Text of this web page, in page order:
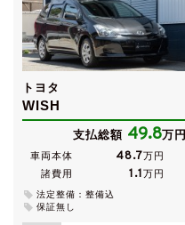
トヨタ
WISH
支払総額 49.8万円
車両本体 48.7万円
諸費用
1.1万円
法定整備：整備込
保証無し